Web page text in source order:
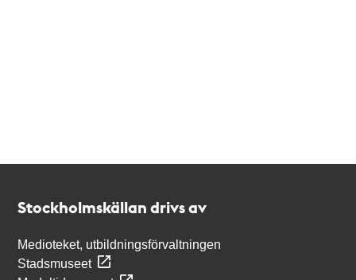
Stockholmskällan drivs av
Medioteket, utbildningsförvaltningen
Stadsmuseet